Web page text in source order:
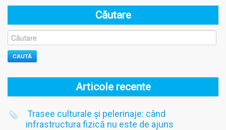
Căutare
CAUTĂ
Articole recente
Trasee culturale și pelerinaje: când
infrastructura fizică nu este de ajuns